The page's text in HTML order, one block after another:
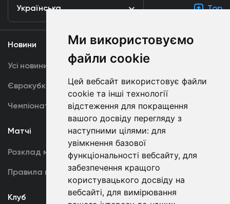
Ми використовуємо
файли cookie
Цей вебсайт використовує файли
cookie та інші технології
відстеження для покращення
вашого досвіду перегляду з
наступними цілями: для
увімкнення базової
функціональності вебсайту, для
забезпечення кращого
користувацького досвіду на
вебсайті, для вимірювання
Українська Top
Новини
Усі новини
Єврокубки
Чемпіонат України
Медіа
Динамо TV
Фотогалерея
Акредитація
Матчі
Розклад матчів
Правила поведінки
Команда
Перша команда
U19
Клуб